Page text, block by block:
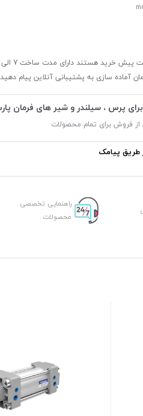
آماده سازی به پشتیبانی آنلاین پیام دهید
پرس ، سیلندر و شیر های فرمان
طریق پیامک
راهنمایی تخصصی
محصولات